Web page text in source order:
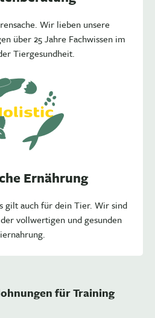
Wir lieben unsere
über 25 Jahre Fachwissen im
Tiergesundheit.
Ernährung
gilt auch für dein Tier. Wir sind
vollwertigen und gesunden
für Training